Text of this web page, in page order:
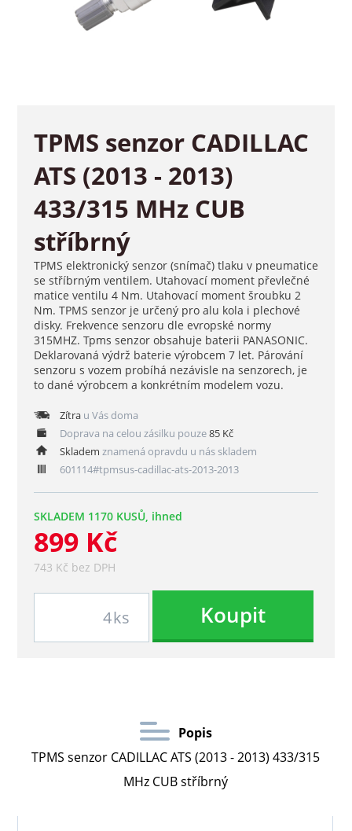
TPMS senzor CADILLAC
ATS (2013 - 2013)
433/315 MHz CUB
stříbrný
TPMS elektronický senzor (snímač) tlaku v pneumatice
se stříbrným ventilem. Utahovací moment převlečné
matice ventilu 4 Nm. Utahovací moment šroubku 2
Nm. TPMS senzor je určený pro alu kola i plechové
disky. Frekvence senzoru dle evropské normy
315MHZ. Tpms senzor obsahuje baterii PANASONIC.
Deklarovaná výdrž baterie výrobcem 7 let. Párování
senzoru s vozem probíhá nezávisle na senzorech, je
to dané výrobcem a konkrétním modelem vozu.
Zítrau Vás doma
Doprava na celou zásilku pouze85 Kč
Skladem znamená opravdu u nás skladem
601114#tpmsus-cadillac-ats-2013-2013
SKLADEM 1170 KUSŮ, ihned
899 Kč
743 Kč bez DPH
ks Koupit
Popis
TPMS senzor CADILLAC ATS (2013 - 2013) 433/315
MHz CUB stříbrný